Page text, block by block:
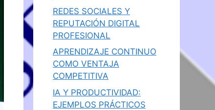
REDES SOCIALES Y
REPUTACIÓN DIGITAL
PROFESIONAL
APRENDIZAJE CONTINUO
COMO VENTAJA
COMPETITIVA
IA Y PRODUCTIVIDAD:
EJEMPLOS PRÁCTICOS